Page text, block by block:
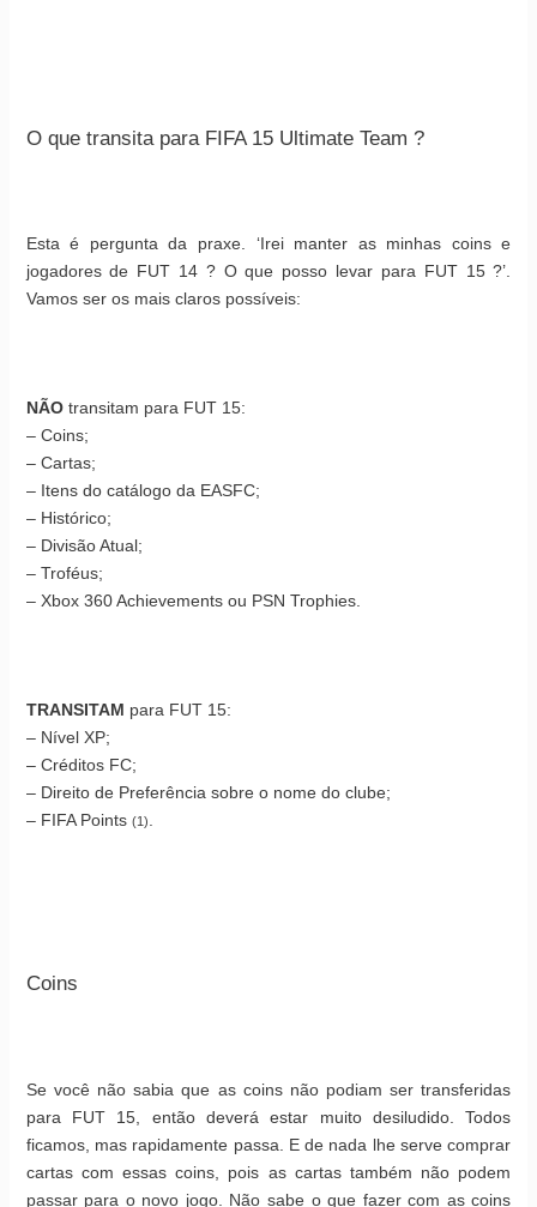
O que transita para FIFA 15 Ultimate Team ?
Esta é pergunta da praxe. ‘Irei manter as minhas coins e
jogadores de FUT 14 ? O que posso levar para FUT 15 ?’.
Vamos ser os mais claros possíveis:
NÃOtransitam para FUT 15:
– Coins;
– Cartas;
– Itens do catálogo da EASFC;
– Histórico;
– Divisão Atual;
– Troféus;
– Xbox 360 Achievements ou PSN Trophies.
TRANSITAM para FUT 15:
– Nível XP;
– Créditos FC;
– Direito de Preferência sobre o nome do clube;
– FIFA Points (1)
Coins
Se você não sabia que as coins não podiam ser transferidas
para FUT 15, então deverá estar muito desiludido. Todos
ficamos, mas rapidamente passa. E de nada lhe serve comprar
cartas com essas coins, pois as cartas também não podem
passar para o novo jogo. Não sabe o que fazer com as coins